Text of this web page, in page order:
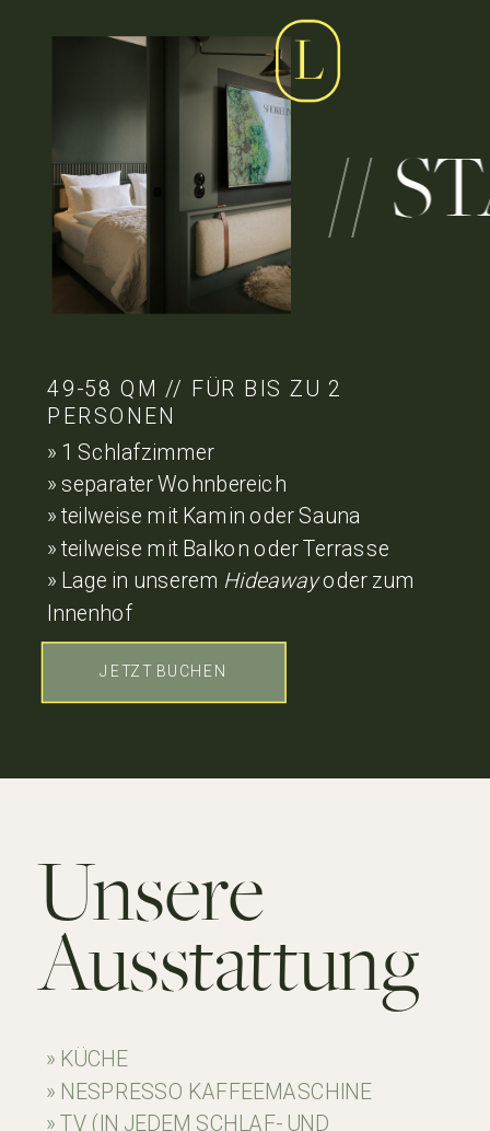
//
49-58 QM // FÜR BIS ZU 2
PERSONEN
» 1 Schlafzimmer
» separater Wohnbereich
» teilweise mit Kamin oder Sauna
» teilweise mit Balkon oder Terrasse
» Lage in unserem Hideawayoder zum
Innenhof
JETZT BUCHEN
Unsere
Ausstattung
» KÜCHE
» NESPRESSO KAFFEEMASCHINE
» TV (IN JEDEM SCHLAF- UND